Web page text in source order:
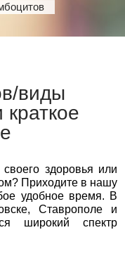
виды
здоровья или
Приходите в нашу
удобное время. В
Ставрополе и
широкий спектр